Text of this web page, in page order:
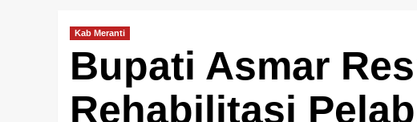
Kab Meranti
Bupati Asmar
Rehabilitasi